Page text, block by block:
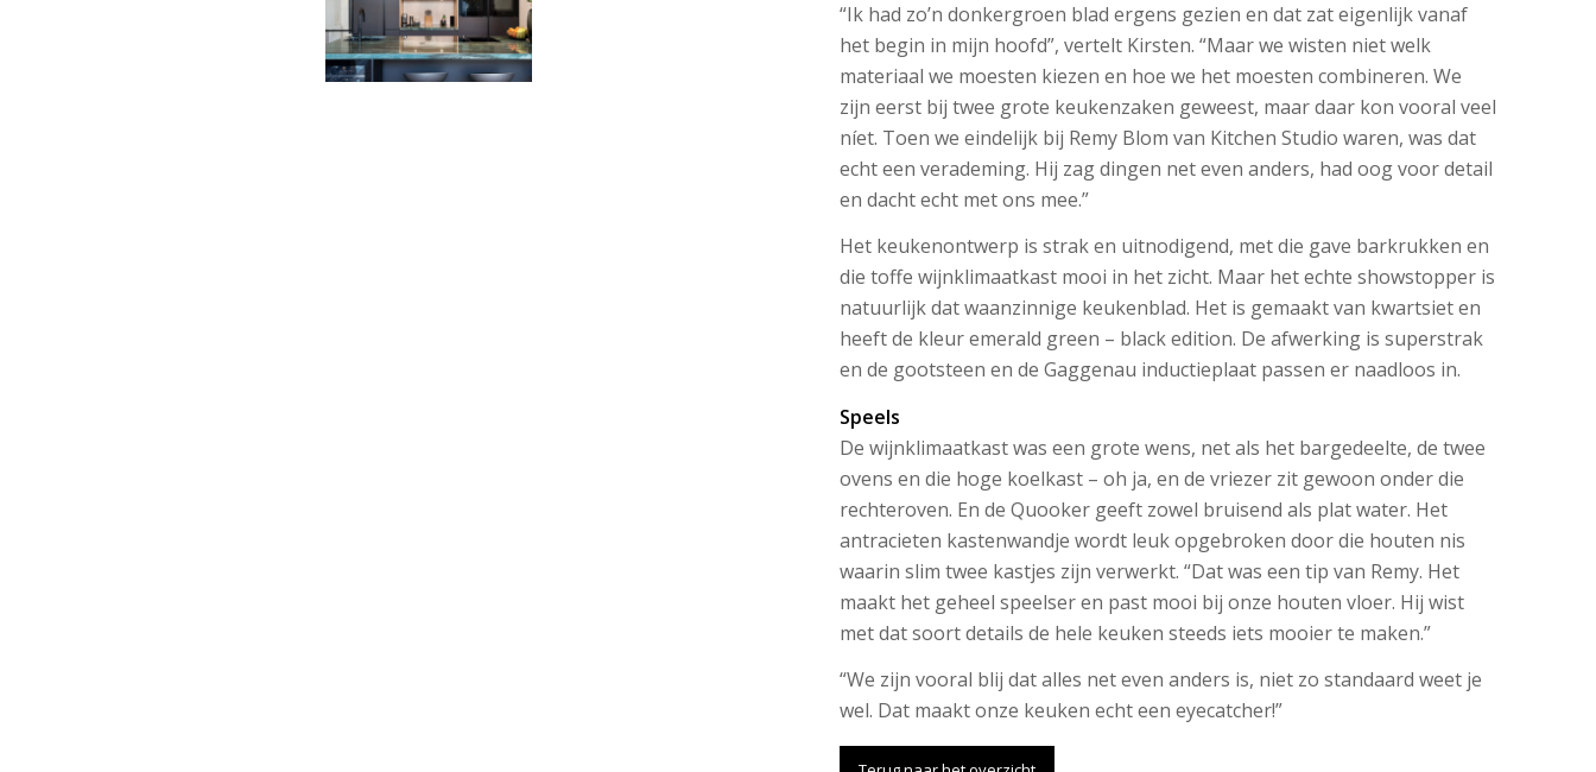
“Ik had zo’n donkergroen blad ergens gezien en dat zat eigenlijk vanaf
het begin in mijn hoofd”, vertelt Kirsten. “Maar we wisten niet welk
materiaal we moesten kiezen en hoe we het moesten combineren. We
zijn eerst bij twee grote keukenzaken geweest, maar daar kon vooral veel
níet. Toen we eindelijk bij Remy Blom van Kitchen Studio waren, was dat
echt een verademing. Hij zag dingen net even anders, had oog voor detail
en dacht echt met ons mee.”
Het keukenontwerp is strak en uitnodigend, met die gave barkrukken en
die toffe wijnklimaatkast mooi in het zicht. Maar het echte showstopper is
natuurlijk dat waanzinnige keukenblad. Het is gemaakt van kwartsiet en
heeft de kleur emerald green – black edition. De afwerking is superstrak
en de gootsteen en de Gaggenau inductieplaat passen er naadloos in.
Speels
De wijnklimaatkast was een grote wens, net als het bargedeelte, de twee
ovens en die hoge koelkast – oh ja, en de vriezer zit gewoon onder die
rechteroven. En de Quooker geeft zowel bruisend als plat water. Het
antracieten kastenwandje wordt leuk opgebroken door die houten nis
waarin slim twee kastjes zijn verwerkt. “Dat was een tip van Remy. Het
maakt het geheel speelser en past mooi bij onze houten vloer. Hij wist
met dat soort details de hele keuken steeds iets mooier te maken.”
“We zijn vooral blij dat alles net even anders is, niet zo standaard weet je
wel. Dat maakt onze keuken echt een eyecatcher!”